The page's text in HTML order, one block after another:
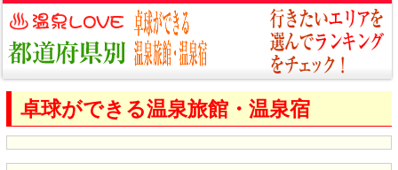
卓球ができる温泉旅館・温泉宿